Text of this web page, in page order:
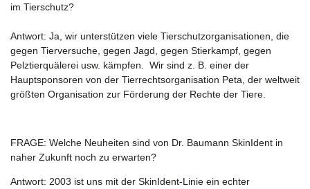
im Tierschutz?
Antwort: Ja, wir unterstützen viele Tierschutzorganisationen, die
gegen Tierversuche, gegen Jagd, gegen Stierkampf, gegen
Pelztierquälerei usw. kämpfen. Wir sind z. B. einer der
Hauptsponsoren von der Tierrechtsorganisation Peta, der weltweit
größten Organisation zur Förderung der Rechte der Tiere.
FRAGE: Welche Neuheiten sind von Dr. Baumann SkinIdent in
naher Zukunft noch zu erwarten?
Antwort: 2003 ist uns mit der SkinIdent-Linie ein echter